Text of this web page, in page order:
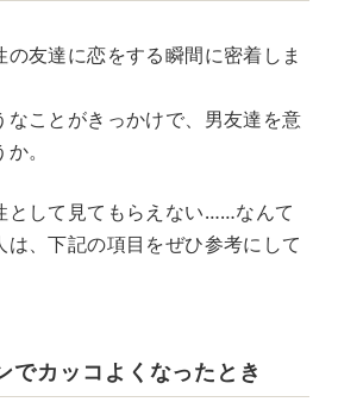
友達に恋をする瞬間に密着しま
なことがきっかけで、男友達を意
。
として見てもらえない……なんて
、下記の項目をぜひ参考にして
でカッコよくなったとき